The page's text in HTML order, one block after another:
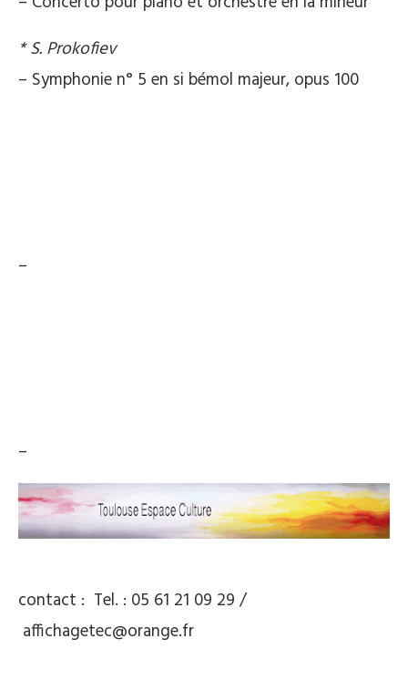
* S. Prokofiev
– Symphonie n° 5 en si bémol majeur, opus 100
–
–
contact : Tel. : 05 61 21 09 29 /
affichagetec@orange.fr